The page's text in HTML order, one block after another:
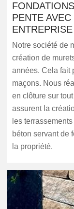
PENTE
Notre société de
création de
années. Cela fait
maçons. Nous
en clôture sur
assurent la
les
béton servant de
la propriété.